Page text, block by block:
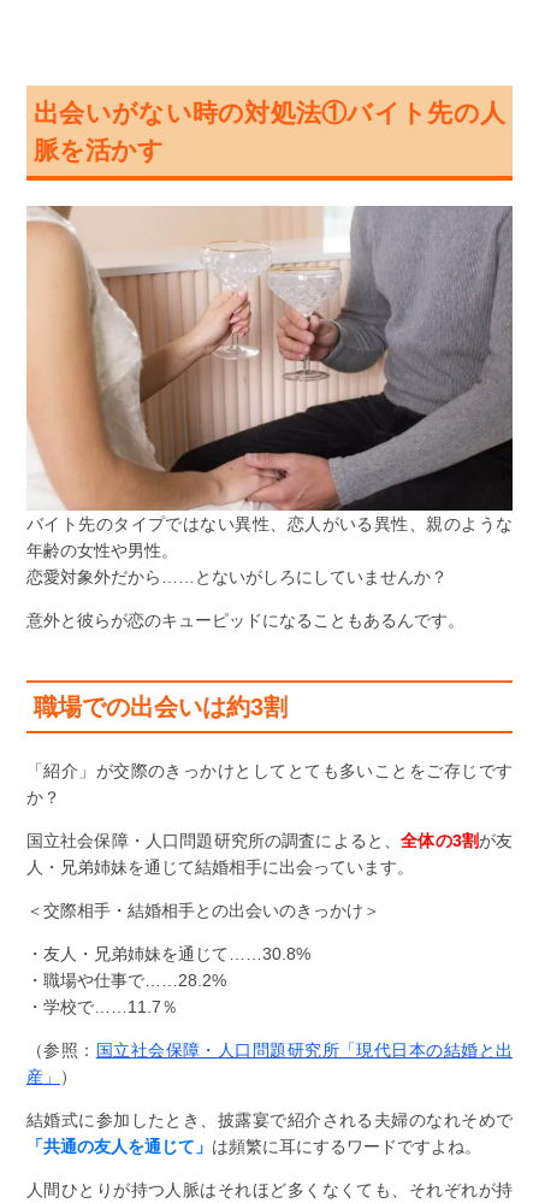
出会いがない時の対処法①バイト先の人
脈を活かす
バイト先のタイプではない異性、恋人がいる異性、親のような
年齢の女性や男性。
恋愛対象外だから……とないがしろにしていませんか？
意外と彼らが恋のキューピッドになることもあるんです。
職場での出会いは約3割
「紹介」が交際のきっかけとしてとても多いことをご存じです
か？
国立社会保障・人口問題研究所の調査によると、全体の3割が友
人・兄弟姉妹を通じて結婚相手に出会っています。
＜交際相手・結婚相手との出会いのきっかけ＞
・友人・兄弟姉妹を通じて……30.8%
・職場や仕事で……28.2%
・学校で……11.7％
（参照： 国立社会保障・人口問題研究所「現代日本の結婚と出
産」
）
結婚式に参加したとき、披露宴で紹介される夫婦のなれそめで
「共通の友人を通じて」 は頻繁に耳にするワードですよね。
人間ひとりが持つ人脈はそれほど多くなくても、それぞれが持